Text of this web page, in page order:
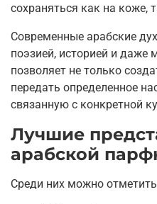
сохраняться как на коже,
Современные арабские
поэзией, историей и
позволяет не только
передать определенное
связанную с конкретной
Лучшие
арабской
Среди них можно